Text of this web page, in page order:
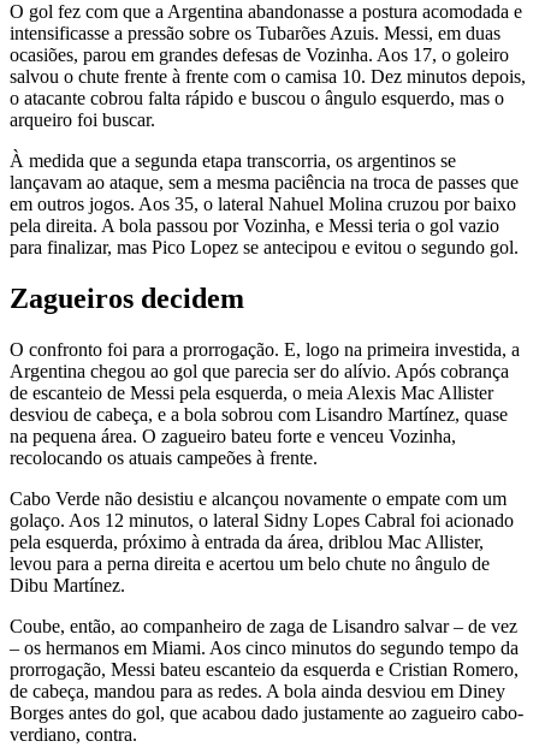
O gol fez com que a Argentina abandonasse a postura acomodada e
intensificasse a pressão sobre os Tubarões Azuis. Messi, em duas
ocasiões, parou em grandes defesas de Vozinha. Aos 17, o goleiro
salvou o chute frente à frente com o camisa 10. Dez minutos depois,
o atacante cobrou falta rápido e buscou o ângulo esquerdo, mas o
arqueiro foi buscar.
À medida que a segunda etapa transcorria, os argentinos se
lançavam ao ataque, sem a mesma paciência na troca de passes que
em outros jogos. Aos 35, o lateral Nahuel Molina cruzou por baixo
pela direita. A bola passou por Vozinha, e Messi teria o gol vazio
para finalizar, mas Pico Lopez se antecipou e evitou o segundo gol.
Zagueiros decidem
O confronto foi para a prorrogação. E, logo na primeira investida, a
Argentina chegou ao gol que parecia ser do alívio. Após cobrança
de escanteio de Messi pela esquerda, o meia Alexis Mac Allister
desviou de cabeça, e a bola sobrou com Lisandro Martínez, quase
na pequena área. O zagueiro bateu forte e venceu Vozinha,
recolocando os atuais campeões à frente.
Cabo Verde não desistiu e alcançou novamente o empate com um
golaço. Aos 12 minutos, o lateral Sidny Lopes Cabral foi acionado
pela esquerda, próximo à entrada da área, driblou Mac Allister,
levou para a perna direita e acertou um belo chute no ângulo de
Dibu Martínez.
Coube, então, ao companheiro de zaga de Lisandro salvar – de vez
– os hermanos em Miami. Aos cinco minutos do segundo tempo da
prorrogação, Messi bateu escanteio da esquerda e Cristian Romero,
de cabeça, mandou para as redes. A bola ainda desviou em Diney
Borges antes do gol, que acabou dado justamente ao zagueiro cabo-
verdiano, contra.